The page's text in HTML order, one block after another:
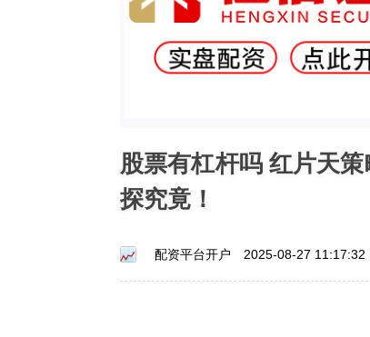
股票有杠杆吗 红片天
探究竟！
配资平台开户 2025-08-27 11:17:32